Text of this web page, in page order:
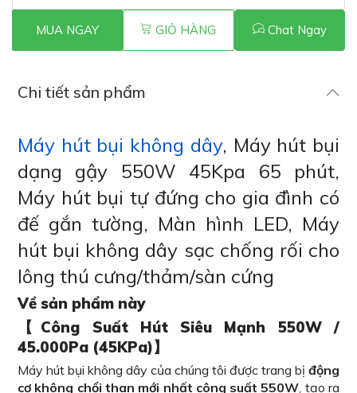
MUA NGAY GIỎ HÀNG Chat Ngay
Chi tiết sản phẩm
Máy hút bụi không dây, Máy hút bụi
dạng gậy 550W 45Kpa 65 phút,
Máy hút bụi tự đứng cho gia đình có
đế gắn tường, Màn hình LED, Máy
hút bụi không dây sạc chống rối cho
lông thú cưng/thảm/sàn cứng
Về sản phẩm này
【Công Suất Hút Siêu Mạnh 550W /
45.000Pa (45KPa)】
Máy hút bụi không dây của chúng tôi được trang bị động
cơ không chổi than mới nhất công suất 550W , tạo ra